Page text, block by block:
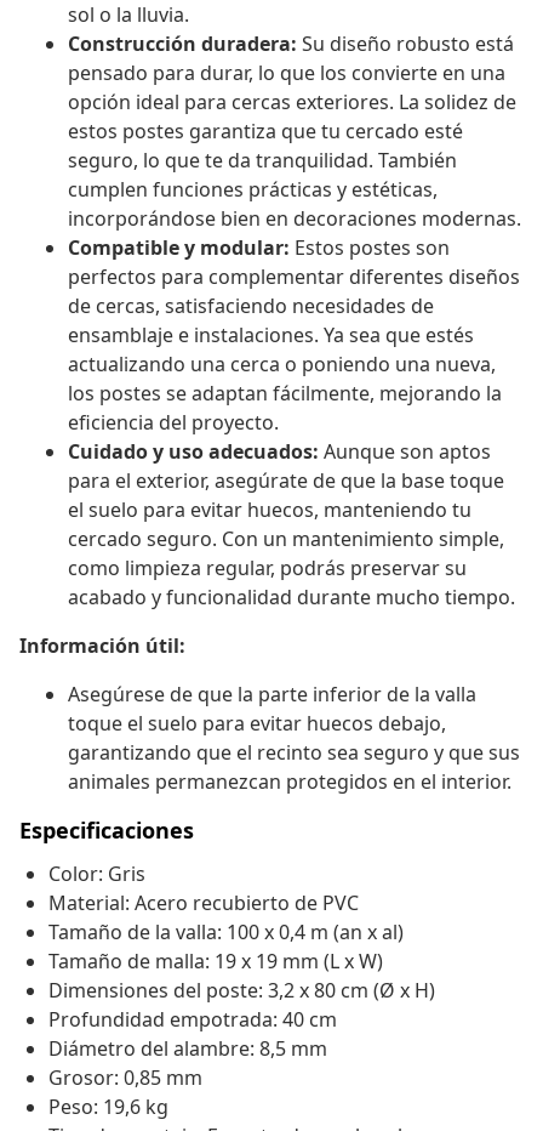
sol o la lluvia.
Construcción duradera: Su diseño robusto está
pensado para durar, lo que los convierte en una
opción ideal para cercas exteriores. La solidez de
estos postes garantiza que tu cercado esté
seguro, lo que te da tranquilidad. También
cumplen funciones prácticas y estéticas,
incorporándose bien en decoraciones modernas.
Compatible y modular: Estos postes son
perfectos para complementar diferentes diseños
de cercas, satisfaciendo necesidades de
ensamblaje e instalaciones. Ya sea que estés
actualizando una cerca o poniendo una nueva,
los postes se adaptan fácilmente, mejorando la
eficiencia del proyecto.
Cuidado y uso adecuados: Aunque son aptos
para el exterior, asegúrate de que la base toque
el suelo para evitar huecos, manteniendo tu
cercado seguro. Con un mantenimiento simple,
como limpieza regular, podrás preservar su
acabado y funcionalidad durante mucho tiempo.
Información útil:
Asegúrese de que la parte inferior de la valla
toque el suelo para evitar huecos debajo,
garantizando que el recinto sea seguro y que sus
animales permanezcan protegidos en el interior.
Especificaciones
Color: Gris
Material: Acero recubierto de PVC
Tamaño de la valla: 100 x 0,4 m (an x al)
Tamaño de malla: 19 x 19 mm (L x W)
Dimensiones del poste: 3,2 x 80 cm (Ø x H)
Profundidad empotrada: 40 cm
Diámetro del alambre: 8,5 mm
Grosor: 0,85 mm
Peso: 19,6 kg